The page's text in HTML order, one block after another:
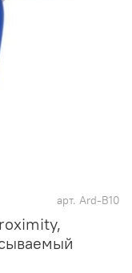
арт. Ard-B10